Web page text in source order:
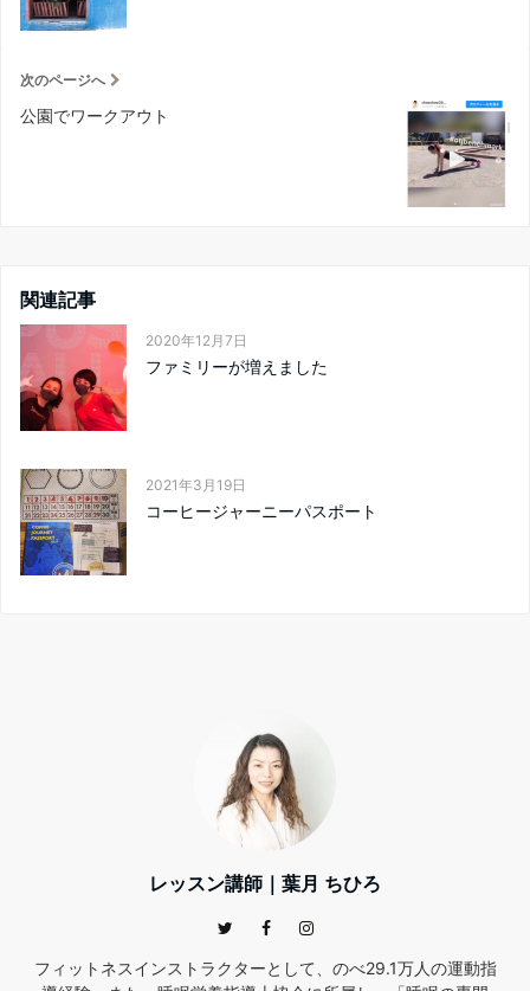
次のページへ
公園でワークアウト
関連記事
2020年12月7日
ファミリーが増えました
2021年3月19日
コーヒージャーニーパスポート
レッスン講師｜葉月 ちひろ
フィットネスインストラクターとして、のべ29.1万人の運動指